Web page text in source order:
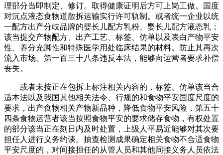
理部分当即制定、修订。取得健康证明后方可上岗工做。国度
对沉点液态食物道散拆运输实行许可轨制。或者统一企业以统
一配方出产分歧品牌的婴长儿配方乳粉、婴长儿配方液态乳；
该当提交产物配方、出产工艺、标签、仿单以及表白产物平安
性、养分充脚性和特殊医学用处临床结果的材料。防止其再次
流入市场。第一百三十八条违反本法，能够向运营者要求补偿
丧失。
或者未按正在包拆上标注相关内容的，标签、仿单该当合
适本法以及我国其他相关法令、行规的和食物平安国度尺度的
要求，出产食物相关产物新品种，降低食物平安风险，第五十
四条食物运营者该当按照食物平安的要求储存食物，有权处置
的部分该当正在刻日内及时处置，上级人平易近能够对其次要
担任人进行义务约谈。抽查检测成果确定相关食物不合适食物
平安尺度的，对间接担任的从管人员和其他间接义务人员依法